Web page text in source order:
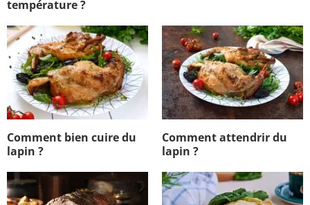
température ?
Comment bien cuire du
lapin ?
Comment attendrir du
lapin ?